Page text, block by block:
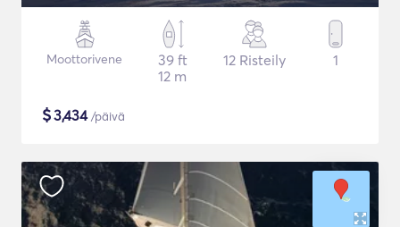
Moottorivene
39 ft
12 m
12 Risteily 1
$3,434/päivä